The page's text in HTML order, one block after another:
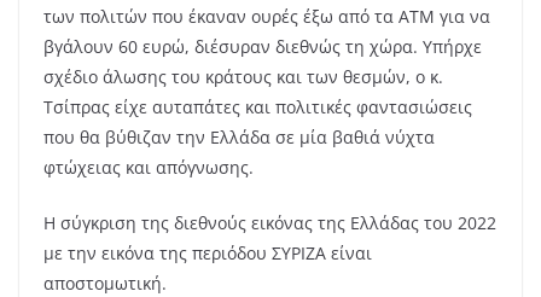
των πολιτών που έκαναν ουρές έξω από τα ΑΤΜ για να
βγάλουν 60 ευρώ, διέσυραν διεθνώς τη χώρα. Υπήρχε
σχέδιο άλωσης του κράτους και των θεσμών, ο κ.
Τσίπρας είχε αυταπάτες και πολιτικές φαντασιώσεις
που θα βύθιζαν την Ελλάδα σε μία βαθιά νύχτα
φτώχειας και απόγνωσης.
Η σύγκριση της διεθνούς εικόνας της Ελλάδας του 2022
με την εικόνα της περιόδου ΣΥΡΙΖΑ είναι
αποστομωτική.